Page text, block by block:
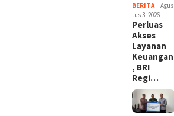
BERITA
Agus
tus 3, 2026
Perluas
Akses
Layanan
Keuangan
, BRI
Regi…